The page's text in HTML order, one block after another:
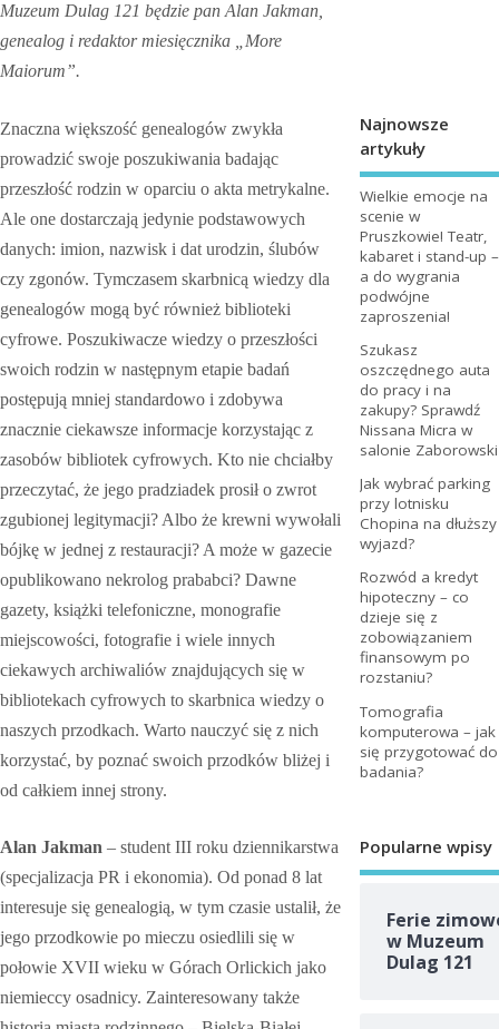
Muzeum Dulag 121 będzie pan Alan Jakman,
genealog i redaktor miesięcznika „More
Maiorum”.
Znaczna większość genealogów zwykła
prowadzić swoje poszukiwania badając
przeszłość rodzin w oparciu o akta metrykalne.
Ale one dostarczają jedynie podstawowych
danych: imion, nazwisk i dat urodzin, ślubów
czy zgonów. Tymczasem skarbnicą wiedzy dla
genealogów mogą być również biblioteki
cyfrowe. Poszukiwacze wiedzy o przeszłości
swoich rodzin w następnym etapie badań
postępują mniej standardowo i zdobywa
znacznie ciekawsze informacje korzystając z
zasobów bibliotek cyfrowych. Kto nie chciałby
przeczytać, że jego pradziadek prosił o zwrot
zgubionej legitymacji? Albo że krewni wywołali
bójkę w jednej z restauracji? A może w gazecie
opublikowano nekrolog prababci? Dawne
gazety, książki telefoniczne, monografie
miejscowości, fotografie i wiele innych
ciekawych archiwaliów znajdujących się w
bibliotekach cyfrowych to skarbnica wiedzy o
naszych przodkach. Warto nauczyć się z nich
korzystać, by poznać swoich przodków bliżej i
od całkiem innej strony.
Alan Jakman – student III roku dziennikarstwa
(specjalizacja PR i ekonomia). Od ponad 8 lat
interesuje się genealogią, w tym czasie ustalił, że
jego przodkowie po mieczu osiedlili się w
połowie XVII wieku w Górach Orlickich jako
niemieccy osadnicy. Zainteresowany także
Najnowsze
artykuły
Wielkie emocje na
scenie w
Pruszkowie! Teatr,
kabaret i stand-up –
a do wygrania
podwójne
zaproszenia!
Szukasz
oszczędnego auta
do pracy i na
zakupy? Sprawdź
Nissana Micra w
salonie Zaborowski
Jak wybrać parking
przy lotnisku
Chopina na dłuższy
wyjazd?
Rozwód a kredyt
hipoteczny – co
dzieje się z
zobowiązaniem
finansowym po
rozstaniu?
Tomografia
komputerowa – jak
się przygotować do
badania?
Popularne wpisy
Ferie
w Muzeum
Dulag 121